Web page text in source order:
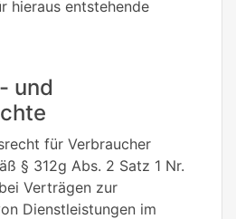
hieraus entstehende
und
für Verbraucher
§ 312g Abs. 2 Satz 1 Nr.
Verträgen zur
Dienstleistungen im